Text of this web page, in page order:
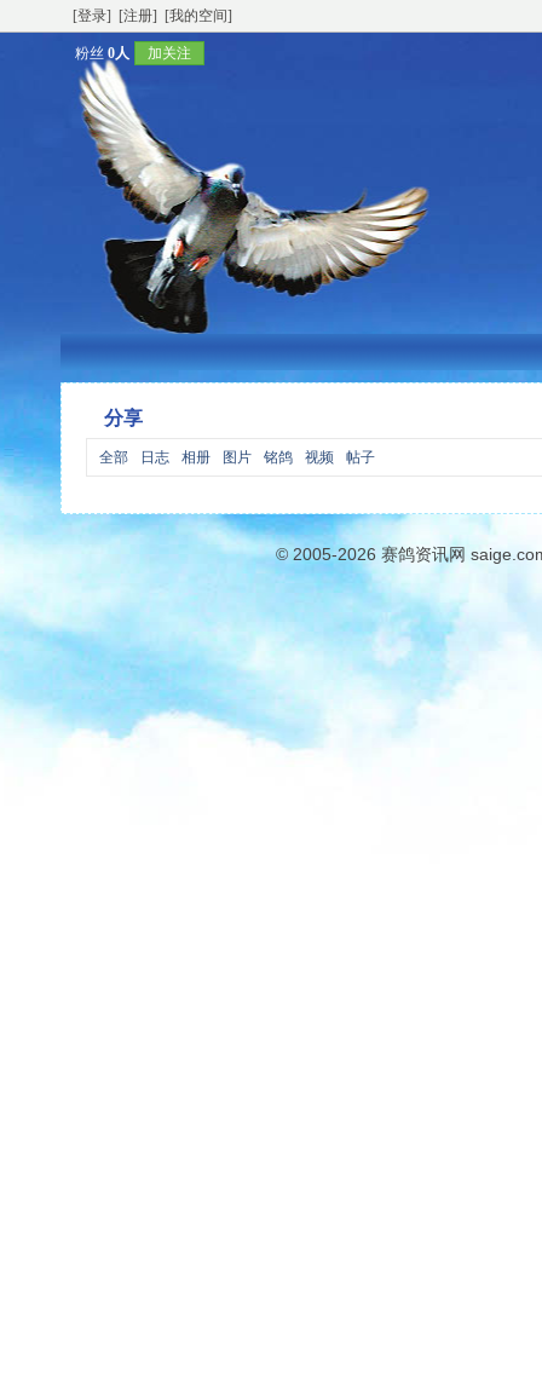
[登录] [注册] [我的空间]
粉丝 0人 加关注
分享
全部 日志 相册 图片 铭鸽 视频 帖子
© 2005-2026 赛鸽资讯网